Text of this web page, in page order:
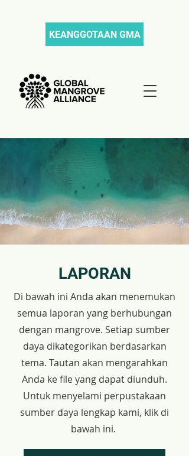
KEANGGOTAAN GMA
LAPORAN
Di bawah ini Anda akan menemukan
semua laporan yang berhubungan
dengan mangrove. Setiap sumber
daya dikategorikan berdasarkan
tema. Tautan akan mengarahkan
Anda ke file yang dapat diunduh.
Untuk menyelami perpustakaan
sumber daya lengkap kami, klik di
bawah ini.